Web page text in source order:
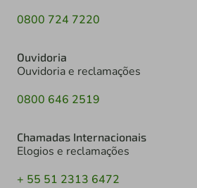
0800 724 7220
Ouvidoria
Ouvidoria e reclamações
0800 646 2519
Chamadas Internacionais
Elogios e reclamações
+ 55 51 2313 6472